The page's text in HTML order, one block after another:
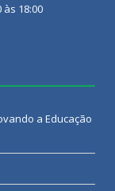
18:00
a Educação